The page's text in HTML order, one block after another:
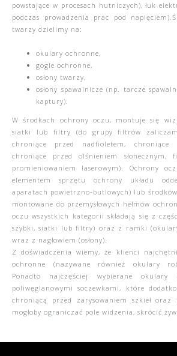
powstające w procesach hutniczych), łuk
podczas prowadzenia prac pod
twarzy dzielimy na:
okulary ochronne,
gogle ochronne,
osłony twarzy,
osłony spawalnicze (np. tarcze
kaptury).
W środkach ochrony oczu, montuje się
siatki lub filtry (do grupy filtrów
chroniące przed nadfioletem, chroniące
chroniące przed olśnieniem słonecznym,
promieniowaniem laserowym). Ochrony
elementem sprzętu ochrony układu
aparatach powietrzno-butlowych) lub środków
montowane do przemysłowych hełmów
oczu wszystkich kategorii składają się z
szybki, siatki lub filtry) oraz z ramki
wraz z nagłowiem (osłony).
Z doświadczenia wiemy, że klienci
ochronne (nazywane również okulary
Ponadto najczęściej wybierane
poliwęglanowymi soczewkami, które
chroniącą przed zarysowaniem szkieł
mogłoby ograniczać pole widzenia, skrócić